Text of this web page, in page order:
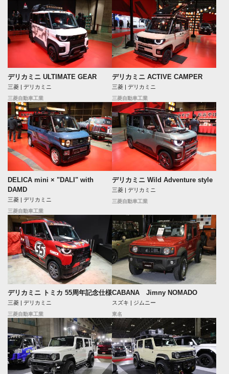
デリカミニ ULTIMATE GEAR
三菱 | デリカミニ
三菱自動車工業
デリカミニ ACTIVE CAMPER
三菱 | デリカミニ
三菱自動車工業
DELICA mini × "DALI" with
DAMD
三菱 | デリカミニ
三菱自動車工業
デリカミニ Wild Adventure style
三菱 | デリカミニ
三菱自動車工業
デリカミニ トミカ 55周年記念仕様
三菱 | デリカミニ
三菱自動車工業
CABANA Jimny NOMADO
スズキ | ジムニー
東名